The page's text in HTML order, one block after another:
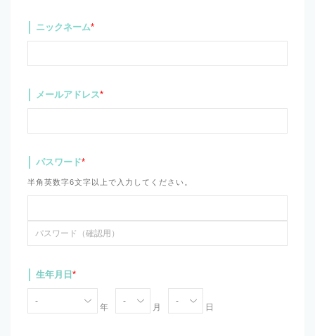
ニックネーム*
メールアドレス*
パスワード*
半角英数字6文字以上で入力してください。
生年月日 *
年 月 日